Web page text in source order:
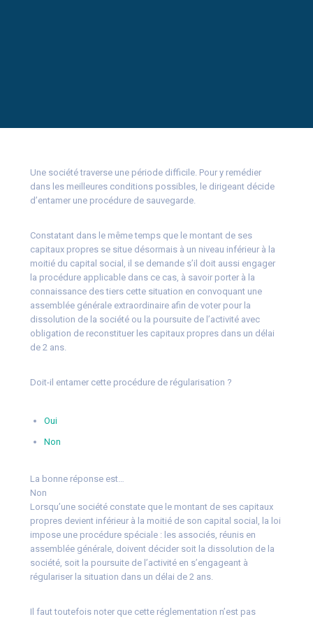
Une société traverse une période difficile. Pour y remédier
dans les meilleures conditions possibles, le dirigeant décide
d’entamer une procédure de sauvegarde.
Constatant dans le même temps que le montant de ses
capitaux propres se situe désormais à un niveau inférieur à la
moitié du capital social, il se demande s’il doit aussi engager
la procédure applicable dans ce cas, à savoir porter à la
connaissance des tiers cette situation en convoquant une
assemblée générale extraordinaire afin de voter pour la
dissolution de la société ou la poursuite de l’activité avec
obligation de reconstituer les capitaux propres dans un délai
de 2 ans.
Doit-il entamer cette procédure de régularisation ?
Oui
Non
La bonne réponse est…
Non
Lorsqu’une société constate que le montant de ses capitaux
propres devient inférieur à la moitié de son capital social, la loi
impose une procédure spéciale : les associés, réunis en
assemblée générale, doivent décider soit la dissolution de la
société, soit la poursuite de l’activité en s’engageant à
régulariser la situation dans un délai de 2 ans.
Il faut toutefois noter que cette réglementation n’est pas